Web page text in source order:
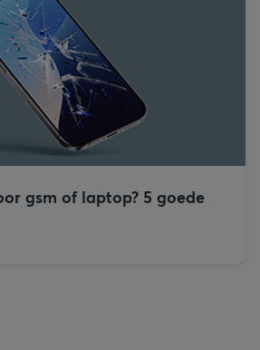
gsm of laptop? 5 goede